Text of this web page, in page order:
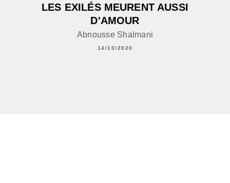
LES EXILÉS MEURENT AUSSI
D'AMOUR
Abnousse Shalmani
14/10/2020